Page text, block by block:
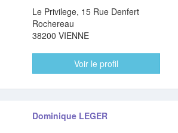
Le Privilege, 15 Rue Denfert
Rochereau
38200 VIENNE
Voir le profil
Dominique LEGER